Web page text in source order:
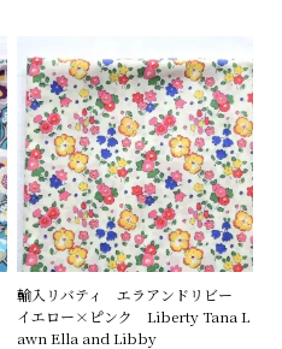
輸入リバティ エラアンドリビー
イエロー×ピンク Liberty Tana L
awn Ella and Libby